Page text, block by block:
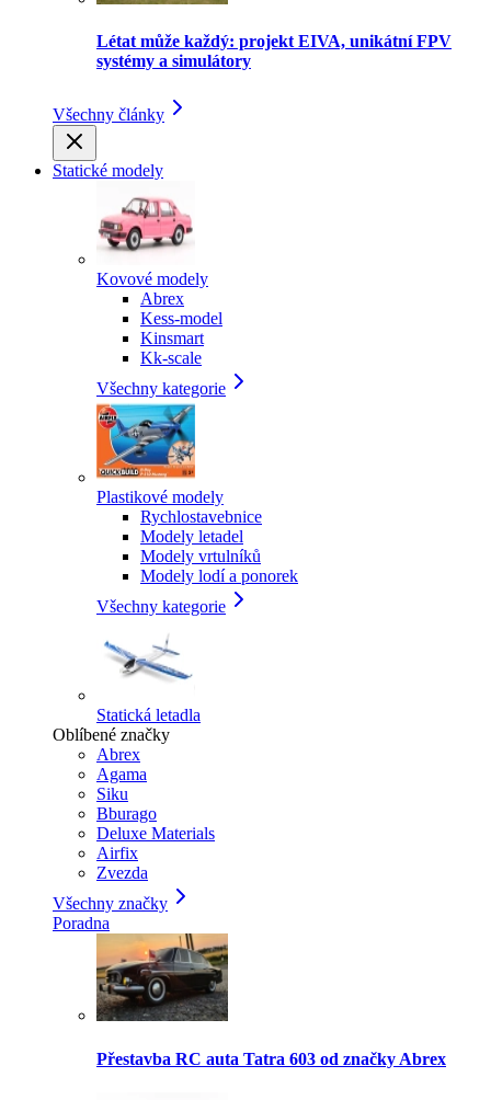
Létat může každý: projekt EIVA, unikátní FPV
systémy a simulátory
Všechny články
Statické modely
Kovové modely
Abrex
Kess-model
Kinsmart
Kk-scale
Všechny kategorie
Plastikové modely
Rychlostavebnice
Modely letadel
Modely vrtulníků
Modely lodí a ponorek
Všechny kategorie
Statická letadla
Oblíbené značky
Abrex
Agama
Siku
Bburago
Deluxe Materials
Airfix
Zvezda
Všechny značky
Poradna
Přestavba RC auta Tatra 603 od značky Abrex